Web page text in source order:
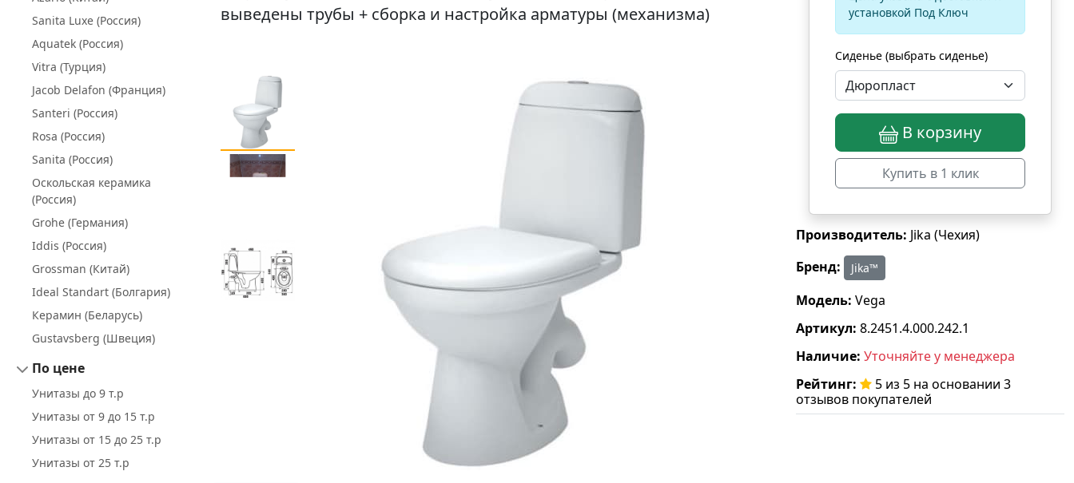
Sanita Luxe (Россия)
Aquatek (Россия)
Vitra (Турция)
Jacob Delafon (Франция)
Santeri (Россия)
Rosa (Россия)
Sanita (Россия)
Оскольская керамика
(Россия)
Grohe (Германия)
Iddis (Россия)
Grossman (Китай)
Ideal Standart (Болгария)
Керамин (Беларусь)
Gustavsberg (Швеция)
По цене
Унитазы до 9 т.р
Унитазы от 9 до 15 т.р
Унитазы от 15 до 25 т.р
Унитазы от 25 т.р
выведены трубы + сборка и настройка арматуры (механизма)
установкой Под Ключ
Сиденье (выбрать сиденье)
В корзину
Купить в 1 клик
Производитель: Jika (Чехия)
Бренд:
Jika™
Модель: Vega
Артикул: 8.2451.4.000.242.1
Наличие: Уточняйте у менеджера
Рейтинг:
5 из 5 на основании 3
отзывов покупателей